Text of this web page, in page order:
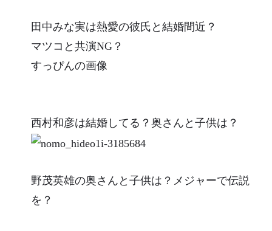
田中みな実は熱愛の彼氏と結婚間近？
マツコと共演NG？
すっぴんの画像
西村和彦は結婚してる？奥さんと子供は？
野茂英雄の奥さんと子供は？メジャーで伝説
を？